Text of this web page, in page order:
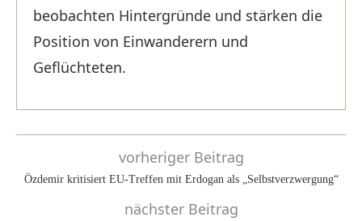
beobachten Hintergründe und stärken die
Position von Einwanderern und
Geflüchteten.
vorheriger Beitrag
Özdemir kritisiert EU-Treffen mit Erdogan als „Selbstverzwergung“
nächster Beitrag